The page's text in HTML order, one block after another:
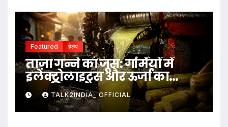
Featured हेल्थ
ताज़ा गन्ने का जूस: गर्मियों में
इलेक्ट्रोलाइट्स और ऊर्जा का
प्राकृतिक स्रोत
TALK2INDIA_ OFFICIAL